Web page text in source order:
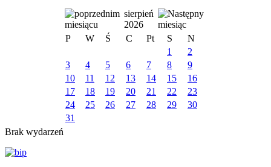
sierpień
2026
P
W Ś C Pt S
N
1
2
3
4 5 6 7 8
9
10
11 12 13 14 15
16
17
18 19 20 21 22
23
24
25 26 27 28 29
30
31
Brak wydarzeń